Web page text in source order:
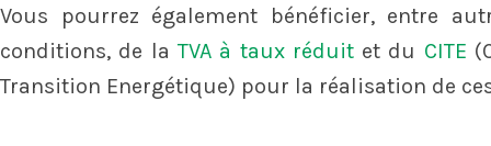
Vous pourrez également bénéficier, entre
conditions, de laTVA à taux réduitet du CITE
Transition Energétique) pour la réalisation de